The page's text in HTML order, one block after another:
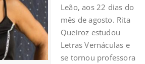
Leão, aos 22 dias do
mês de agosto. Rita
Queiroz estudou
Letras Vernáculas e
se tornou professora